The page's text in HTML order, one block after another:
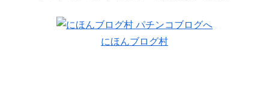
にほんブログ村